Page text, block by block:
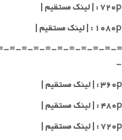
=-=-=-=-=-=-=-=-=-